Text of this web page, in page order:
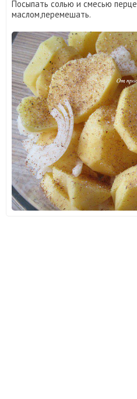
Посыпать солью и смесью
маслом,перемешать.